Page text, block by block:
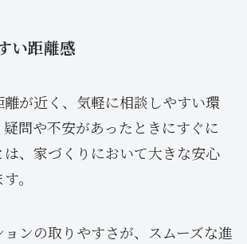
い距離感
が近く、気軽に相談しやすい環
問や不安があったときにすぐに
、家づくりにおいて大きな安心
。
ンの取りやすさが、スムーズな進